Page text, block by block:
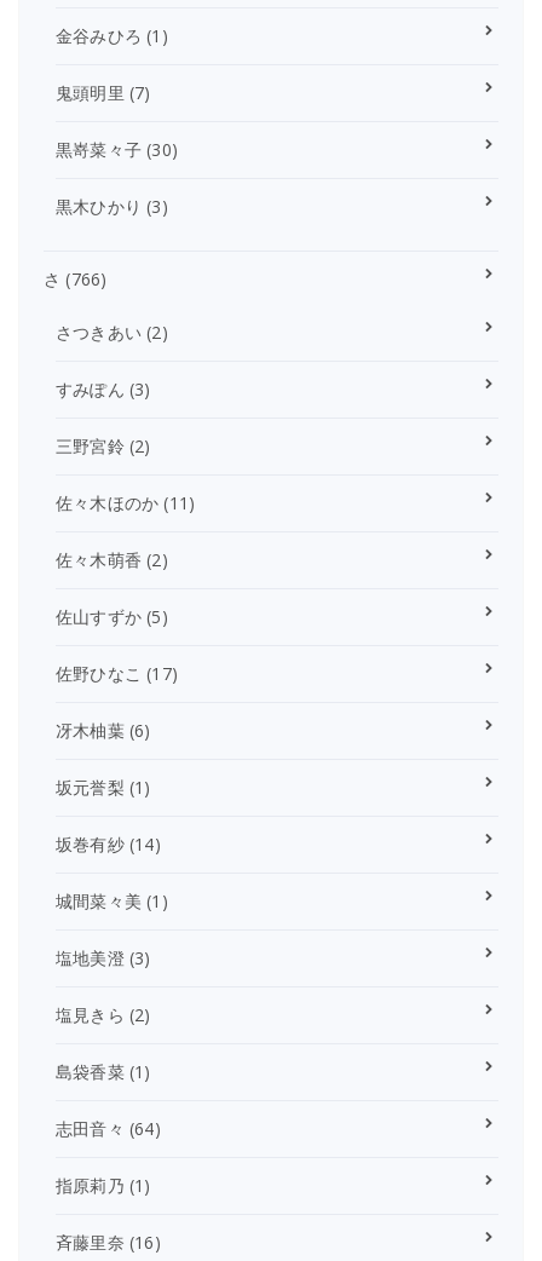
金谷みひろ (1)
鬼頭明里 (7)
黒嵜菜々子 (30)
黒木ひかり (3)
さ (766)
さつきあい (2)
すみぽん (3)
三野宮鈴(2)
佐々木ほのか (11)
佐々木萌香 (2)
佐山すずか (5)
佐野ひなこ (17)
冴木柚葉(6)
坂元誉梨 (1)
坂巻有紗(14)
城間菜々美 (1)
塩地美澄(3)
塩見きら (2)
島袋香菜(1)
志田音々 (64)
指原莉乃 (1)
斉藤里奈 (16)